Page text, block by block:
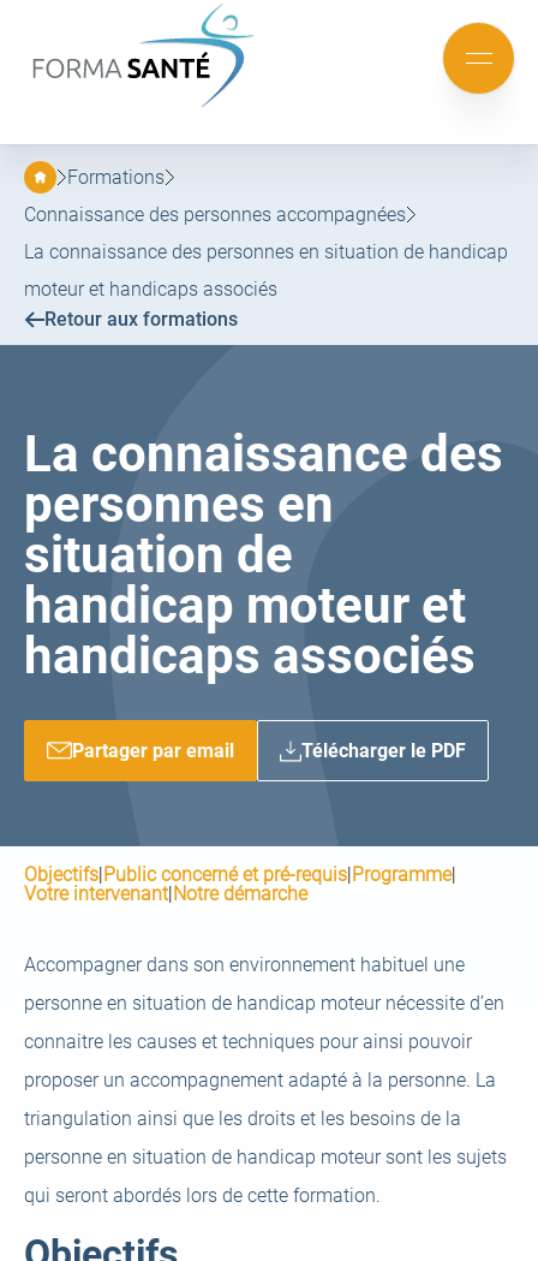
au
menu
au
contenu
Mobile
menu
Formations
Connaissance des personnes accompagnées
La connaissance des personnes en situation de handicap
moteur et handicaps associés
Retour aux formations
La connaissance des
personnes en
situation de
handicap moteur et
handicaps associés
Partager par email Télécharger le PDF
Objectifs|Public concerné et pré-requis|Programme|
Votre intervenant|Notre démarche
Accompagner dans son environnement habituel une
personne en situation de handicap moteur nécessite d’en
connaitre les causes et techniques pour ainsi pouvoir
proposer un accompagnement adapté à la personne. La
triangulation ainsi que les droits et les besoins de la
personne en situation de handicap moteur sont les sujets
qui seront abordés lors de cette formation.